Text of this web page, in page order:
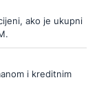
ako je ukupni
i kreditnim